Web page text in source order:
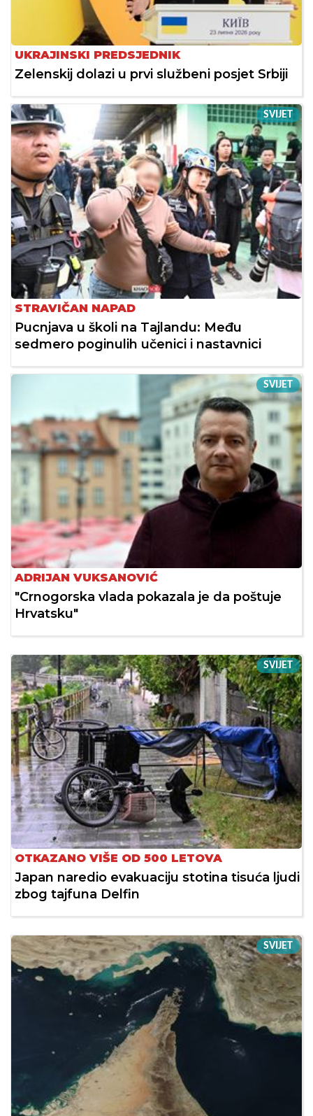
UKRAJINSKI PREDSJEDNIK
Zelenskij dolazi u prvi službeni posjet Srbiji
SVIJET
STRAVIČAN NAPAD
Pucnjava u školi na Tajlandu: Među
sedmero poginulih učenici i nastavnici
SVIJET
ADRIJAN VUKSANOVIĆ
"Crnogorska vlada pokazala je da poštuje
Hrvatsku"
SVIJET
OTKAZANO VIŠE OD 500 LETOVA
Japan naredio evakuaciju stotina tisuća ljudi
zbog tajfuna Delfin
SVIJET